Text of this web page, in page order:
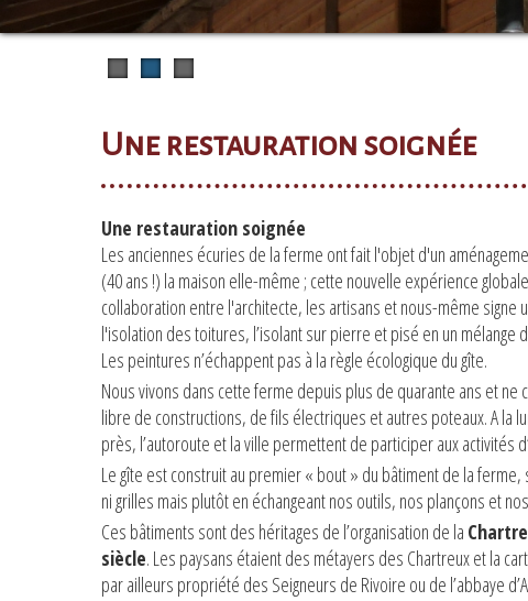
Une restauration soignée
Une restauration soignée
Les anciennes écuries de la ferme ont fait l'objet d'un
(40 ans !) la maison elle-même ; cette nouvelle expérience
collaboration entre l'architecte, les artisans et nous-même
l'isolation des toitures, l’isolant sur pierre et pisé en un
Les peintures n’échappent pas à la règle écologique du gîte.
Nous vivons dans cette ferme depuis plus de quarante ans et ne
libre de constructions, de fils électriques et autres poteaux. A la
près, l’autoroute et la ville permettent de participer aux activités
Le gîte est construit au premier « bout » du bâtiment de la
ni grilles mais plutôt en échangeant nos outils, nos plançons et
Ces bâtiments sont des héritages de l’organisation de la
siècle. Les paysans étaient des métayers des Chartreux et la
par ailleurs propriété des Seigneurs de Rivoire ou de l’abbaye